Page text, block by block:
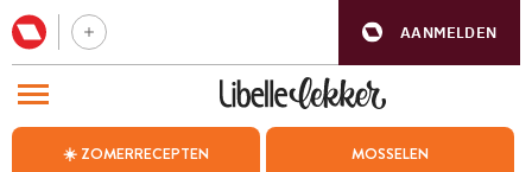
AANMELDEN
☀️ ZOMERRECEPTEN MOSSELEN
BEZOEK ONZE ANDERE WEBSITES